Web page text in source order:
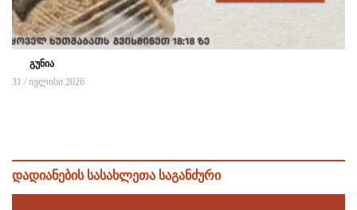
გუნია
31 / ივლისი 2026
დადიანების სასახლეთა საგანძური